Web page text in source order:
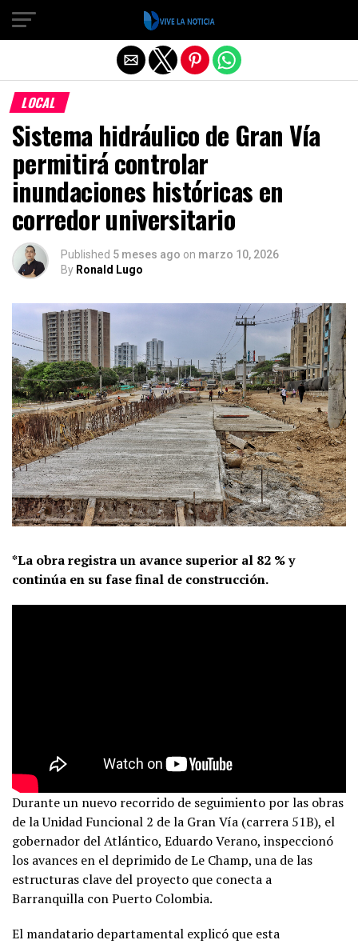
LOCAL
Sistema hidráulico de Gran Vía
permitirá controlar
inundaciones históricas en
corredor universitario
Published 5 meses ago on marzo 10, 2026
By Ronald Lugo
*La obra registra un avance superior al 82 % y
continúa en su fase final de construcción.
Durante un nuevo recorrido de seguimiento por las obras
de la Unidad Funcional 2 de la Gran Vía (carrera 51B), el
gobernador del Atlántico, Eduardo Verano, inspeccionó
los avances en el deprimido de Le Champ, una de las
estructuras clave del proyecto que conecta a
Barranquilla con Puerto Colombia.
El mandatario departamental explicó que esta
Salir de la versión móvil